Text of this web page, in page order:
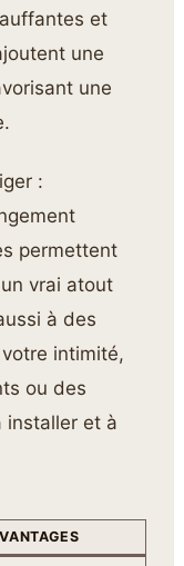
et
une
une
:
permettent
vrai atout
à des
intimité,
ou des
installer et à